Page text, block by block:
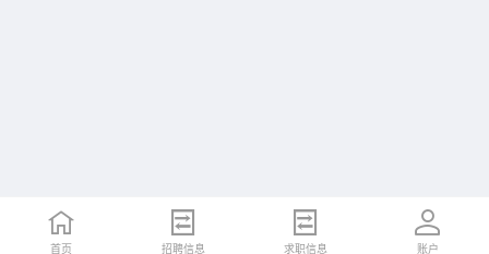
首页 招聘信息 求职信息 账户